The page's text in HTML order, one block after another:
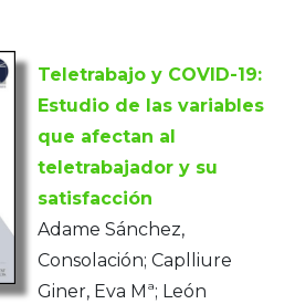
Teletrabajo y COVID-19:
Estudio de las variables
que afectan al
teletrabajador y su
satisfacción
Adame Sánchez,
Consolación; Caplliure
Giner, Eva Mª; León